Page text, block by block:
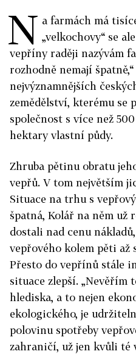
N a farmách má
„velkochovy“ se
vepříny raději nazývám
rozhodně nemají
nejvýznamnějších
zemědělství, kterému se
společnost s více než
hektary vlastní půdy.
Zhruba pětinu obratu
vepřů. V tom největším
Situace na trhu s
špatná, Kolář na něm už
dostali nad cenu
vepřového kolem pěti až
Přesto do vepřínů stále
situace zlepší. „Nevěřím
hlediska, a to nejen
ekologického, je
polovinu spotřeby
zahraničí, už jen kvůli té